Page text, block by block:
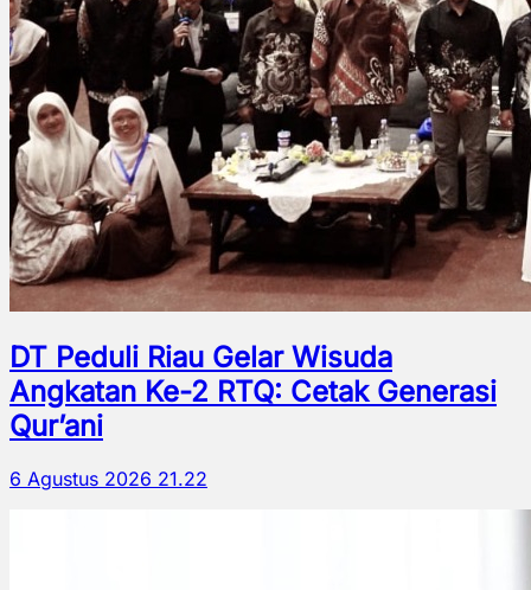
DT Peduli Riau Gelar Wisuda
Angkatan Ke-2 RTQ: Cetak Generasi
Qur’ani
6 Agustus 2026 21.22